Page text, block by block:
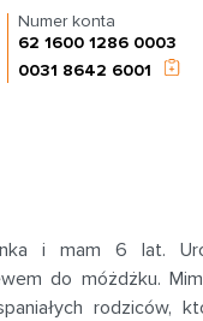
Numer konta
62 1600 1286 0003
0031 8642 6001
i mam 6 lat.
do móżdżku.
rodziców,